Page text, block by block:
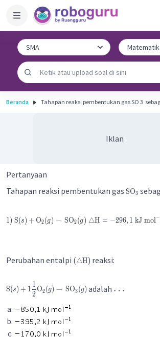
Beranda Tahapan reaksi pembentukan gas SO 3
Iklan
Pertanyaan
Tahapan reaksi pembentukan gas SO3
1) S(s) + O2(g) → SO2(g) △H = −296, 1 kJ mol−
Perubahan entalpi (△H) reaksi:
S(s ) + 1
2
1
O2 (g) → SO3(g) adalah …